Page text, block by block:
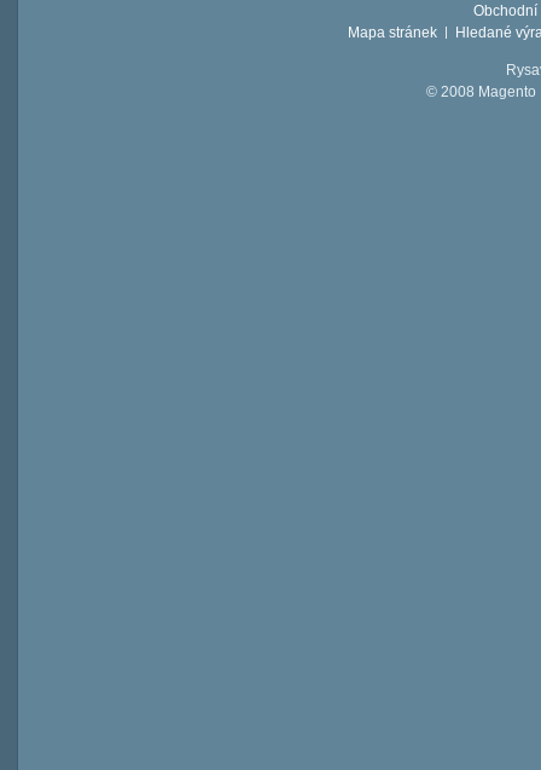
Obchodní
Mapa stránek
Hledané
© 2008 Magento